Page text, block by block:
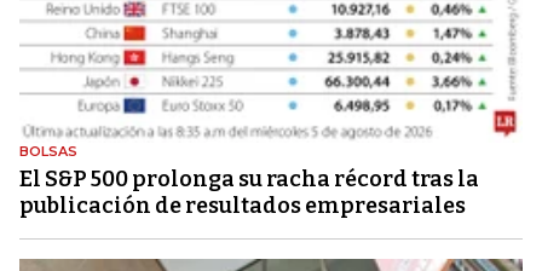
BOLSAS
El S&P 500 prolonga su racha récord tras la
publicación de resultados empresariales